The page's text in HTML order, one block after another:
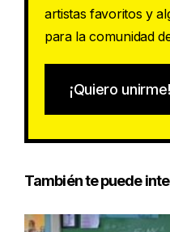
artistas favoritos y
para la comunidad
¡Quiero unirme!
También te puede